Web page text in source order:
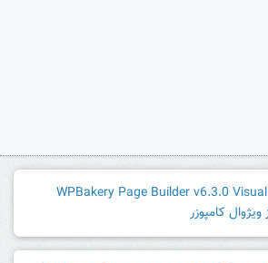
دانلود WPBakery Page Builder v6.3.0 Visual